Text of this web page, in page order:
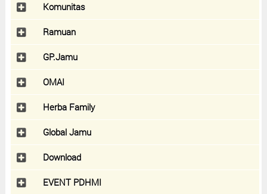
Komunitas
Ramuan
GP.Jamu
OMAI
Herba Family
Global Jamu
Download
EVENT PDHMI